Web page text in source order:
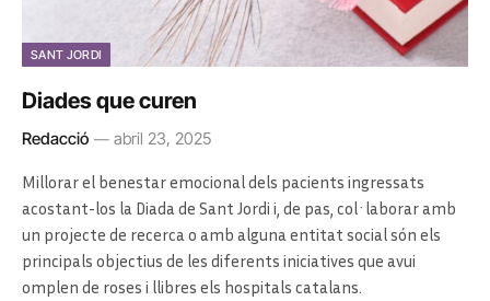
SANT JORDI
Diades que curen
Redacció abril 23, 2025
Millorar el benestar emocional dels pacients ingressats
acostant-los la Diada de Sant Jordi i, de pas, col·laborar amb
un projecte de recerca o amb alguna entitat social són els
principals objectius de les diferents iniciatives que avui
omplen de roses i llibres els hospitals catalans.